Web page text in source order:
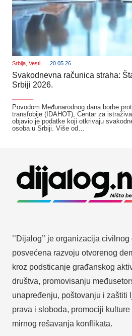
Srbija, Vesti 20.05.26
Svakodnevna računica straha:
Srbiji 2026.
Povodom Međunarodnog dana borbe
transfobije (IDAHOT), Centar za
objavio je podatke koji otkrivaju
osoba u Srbiji. Više od…
’’Dijalog’’ je organizacija
posvećena razvoju otvorenog
kroz podsticanje građanskog
društva, promovisanju
unapređenju, poštovanju i zaštiti
prava i sloboda, promociji
mirnog rešavanja konflikata.